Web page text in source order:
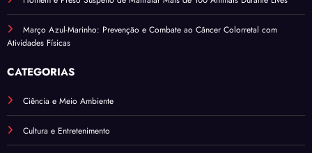
Março Azul-Marinho: Prevenção e Combate ao Câncer Colorretal com
Atividades Físicas
CATEGORIAS
Ciência e Meio Ambiente
Cultura e Entretenimento